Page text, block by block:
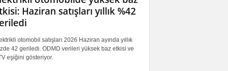
Haziran satışları yıllık %42
otomobil satışları 2026 Haziran ayında yıllık
42 geriledi. ODMD verileri yüksek baz etkisi ve
eşiğini gösteriyor.